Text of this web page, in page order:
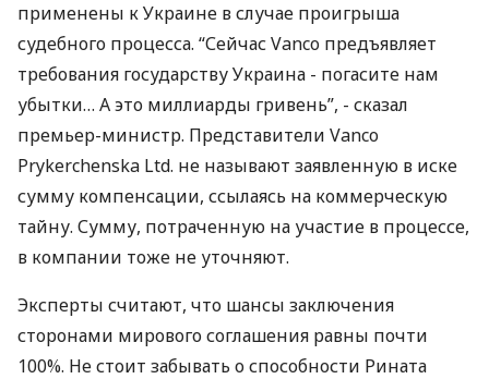
применены к Украине в случае проигрыша
судебного процесса. “Сейчас Vanco предъявляет
требования государству Украина - погасите нам
убытки… А это миллиарды гривень”, - сказал
премьер-министр. Представители Vanco
Prykerchenska Ltd. не называют заявленную в иске
сумму компенсации, ссылаясь на коммерческую
тайну. Сумму, потраченную на участие в процессе,
в компании тоже не уточняют.
Эксперты считают, что шансы заключения
сторонами мирового соглашения равны почти
100%. Не стоит забывать о способности Рината